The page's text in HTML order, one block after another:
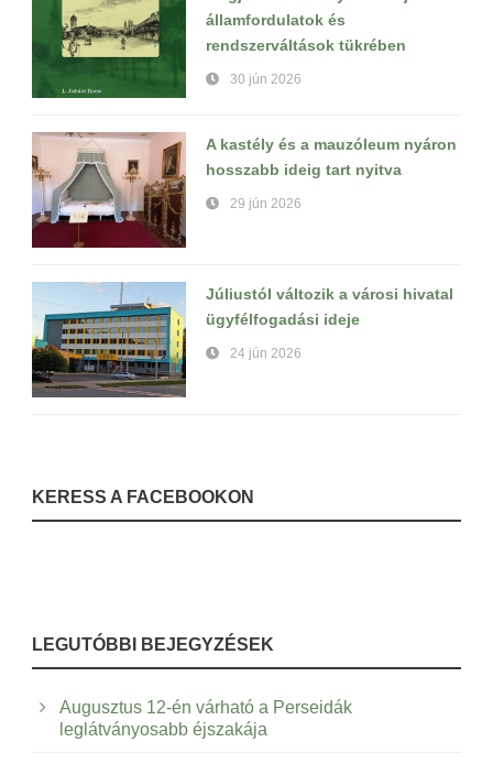
államfordulatok és
rendszerváltások tükrében
30 jún 2026
A kastély és a mauzóleum nyáron
hosszabb ideig tart nyitva
29 jún 2026
Júliustól változik a városi hivatal
ügyfélfogadási ideje
24 jún 2026
KERESS A FACEBOOKON
LEGUTÓBBI BEJEGYZÉSEK
Augusztus 12-én várható a Perseidák
leglátványosabb éjszakája